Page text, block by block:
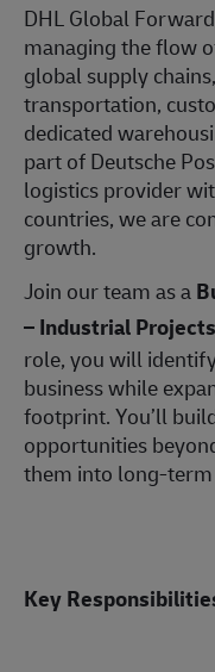
DHL Global
managing the flow
global supply
transportation,
dedicated
part of Deutsche
logistics provider
countries, we are
growth.
Join our team as a
– Industrial Projects
role, you will
business while
footprint. You’ll
opportunities
them into long-
Key